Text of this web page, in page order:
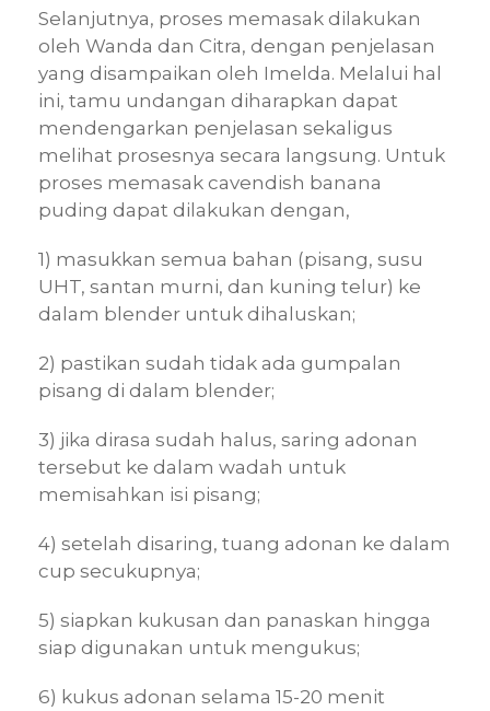
Selanjutnya, proses memasak dilakukan
oleh Wanda dan Citra, dengan penjelasan
yang disampaikan oleh Imelda. Melalui hal
ini, tamu undangan diharapkan dapat
mendengarkan penjelasan sekaligus
melihat prosesnya secara langsung. Untuk
proses memasak cavendish banana
puding dapat dilakukan dengan,
1) masukkan semua bahan (pisang, susu
UHT, santan murni, dan kuning telur) ke
dalam blender untuk dihaluskan;
2) pastikan sudah tidak ada gumpalan
pisang di dalam blender;
3) jika dirasa sudah halus, saring adonan
tersebut ke dalam wadah untuk
memisahkan isi pisang;
4) setelah disaring, tuang adonan ke dalam
cup secukupnya;
5) siapkan kukusan dan panaskan hingga
siap digunakan untuk mengukus;
6) kukus adonan selama 15-20 menit